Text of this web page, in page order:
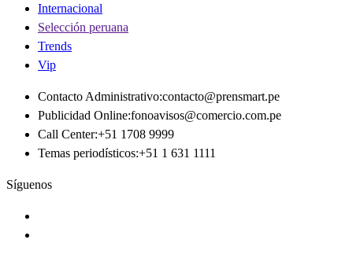
Internacional
Selección peruana
Trends
Vip
Contacto Administrativo:contacto@prensmart.pe
Publicidad Online:fonoavisos@comercio.com.pe
Call Center:+51 1708 9999
Temas periodísticos:+51 1 631 1111
Síguenos